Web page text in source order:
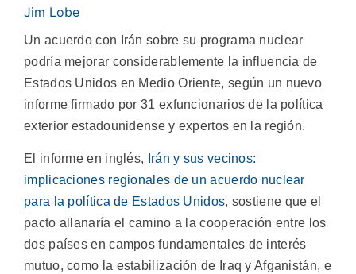
Jim Lobe
Un acuerdo con Irán sobre su programa nuclear
podría mejorar considerablemente la influencia de
Estados Unidos en Medio Oriente, según un nuevo
informe firmado por 31 exfuncionarios de la política
exterior estadounidense y expertos en la región.
El informe en inglés,
Irán y sus vecinos:
implicaciones regionales de un acuerdo nuclear
para la política de Estados Unidos, sostiene que el
pacto allanaría el camino a la cooperación entre los
dos países en campos fundamentales de interés
mutuo, como la estabilización de Iraq y Afganistán, e